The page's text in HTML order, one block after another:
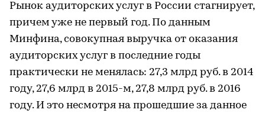
Рынок аудиторских услуг в России стагнирует,
причем уже не первый год. По данным
Минфина, совокупная выручка от оказания
аудиторских услуг в последние годы
практически не менялась: 27,3 млрд руб. в 2014
году, 27,6 млрд в 2015-м, 27,8 млрд руб. в 2016
году. И это несмотря на прошедшие за данное